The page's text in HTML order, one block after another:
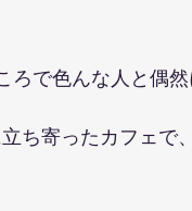
ろで色んな人と偶然
ち寄ったカフェで